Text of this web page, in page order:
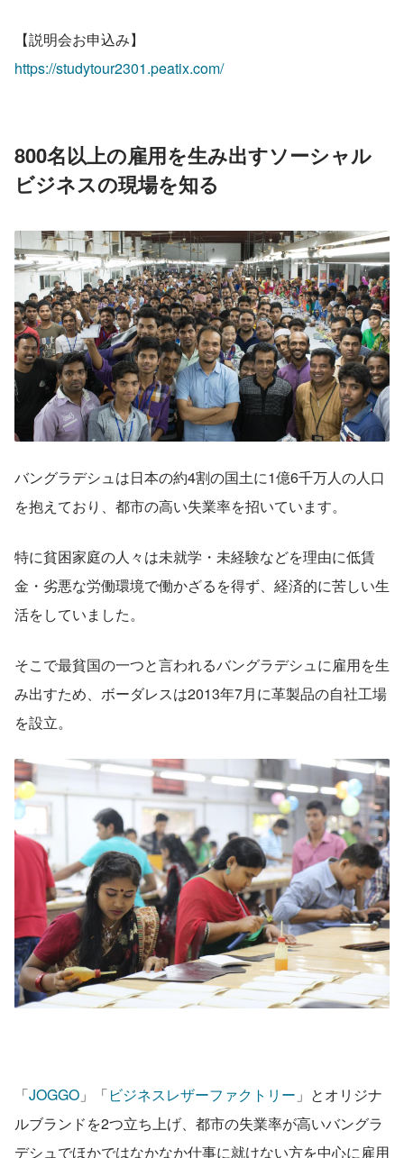
【説明会お申込み】
https://studytour2301.peatix.com/
800名以上の雇用を生み出すソーシャル
ビジネスの現場を知る
バングラデシュは日本の約4割の国土に1億6千万人の人口
を抱えており、都市の高い失業率を招いています。
特に貧困家庭の人々は未就学・未経験などを理由に低賃
金・劣悪な労働環境で働かざるを得ず、経済的に苦しい生
活をしていました。
そこで最貧国の一つと言われるバングラデシュに雇用を生
み出すため、ボーダレスは2013年7月に革製品の自社工場
を設立。
「JOGGO 」「ビジネスレザーファクトリー 」とオリジナ
ルブランドを2つ立ち上げ、都市の失業率が高いバングラ
デシュでほかではなかなか仕事に就けない方を中心に雇用